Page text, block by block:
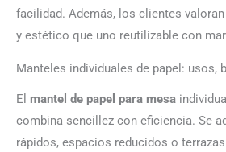
facilidad. Además, los clientes
y estético que uno reutilizable con
Manteles individuales de papel: usos,
El mantel de papel para mesa
combina sencillez con eficiencia. Se
rápidos, espacios reducidos o